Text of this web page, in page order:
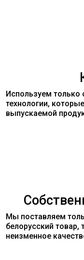
Используем
технологии,
выпускаемой
Мы поставляем
белорусский
неизменное